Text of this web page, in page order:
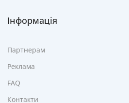
Інформація
Партнерам
Реклама
FAQ
Контакти